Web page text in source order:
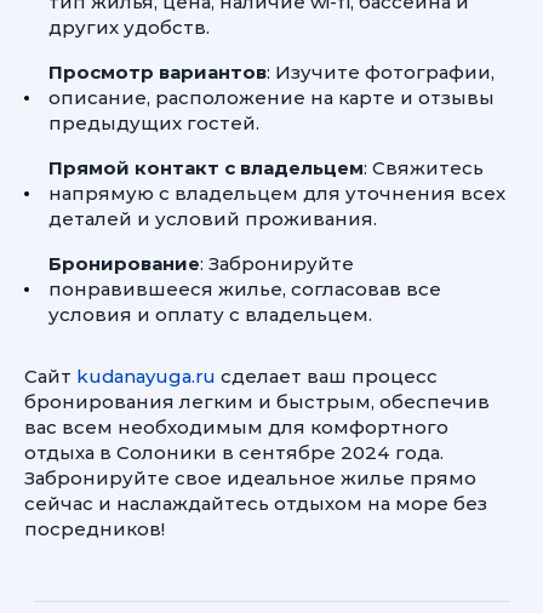
других удобств.
Просмотр вариантов: Изучите фотографии,
описание, расположение на карте и отзывы
предыдущих гостей.
Прямой контакт с владельцем: Свяжитесь
напрямую с владельцем для уточнения всех
деталей и условий проживания.
Бронирование: Забронируйте
понравившееся жилье, согласовав все
условия и оплату с владельцем.
Сайт kudanayuga.ru сделает ваш процесс
бронирования легким и быстрым, обеспечив
вас всем необходимым для комфортного
отдыха в Солоники в сентябре 2024 года.
Забронируйте свое идеальное жилье прямо
сейчас и наслаждайтесь отдыхом на море без
посредников!